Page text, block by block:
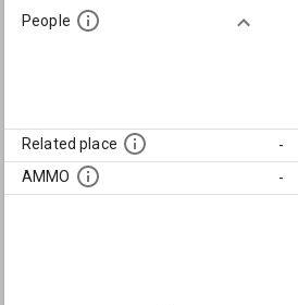
People
Related place
-
AMMO
-